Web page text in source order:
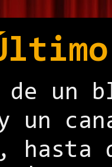
de un
un
hasta